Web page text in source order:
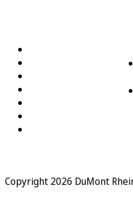
Copyright 2026 DuMont